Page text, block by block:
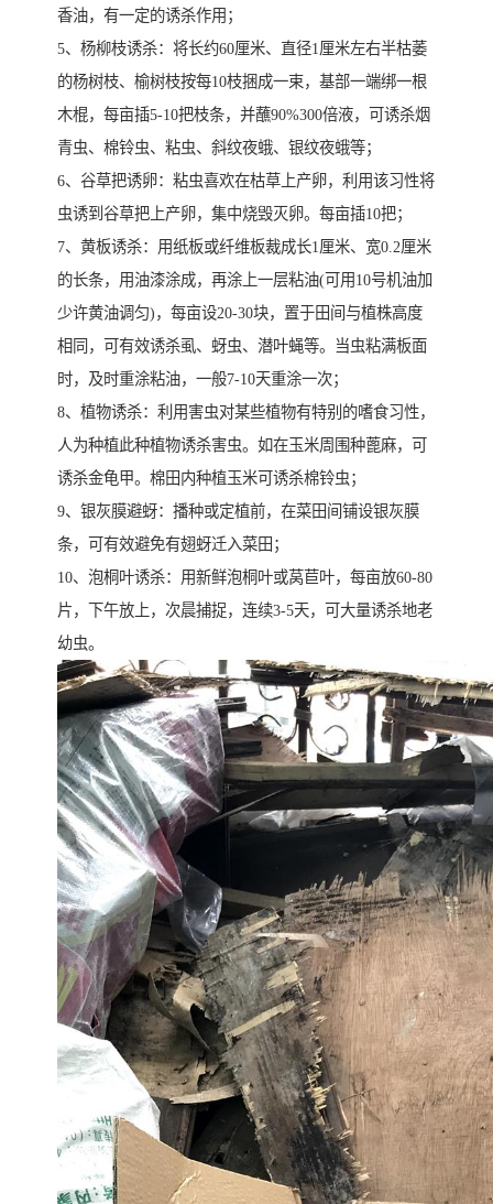
香油，有一定的诱杀作用；
5、杨柳枝诱杀：将长约60厘米、直径1厘米左右半枯萎
的杨树枝、榆树枝按每10枝捆成一束，基部一端绑一根
木棍，每亩插5-10把枝条，并蘸90%300倍液，可诱杀烟
青虫、棉铃虫、粘虫、斜纹夜蛾、银纹夜蛾等；
6、谷草把诱卵：粘虫喜欢在枯草上产卵，利用该习性将
虫诱到谷草把上产卵，集中烧毁灭卵。每亩插10把；
7、黄板诱杀：用纸板或纤维板裁成长1厘米、宽0.2厘米
的长条，用油漆涂成，再涂上一层粘油(可用10号机油加
少许黄油调匀)，每亩设20-30块，置于田间与植株高度
相同，可有效诱杀虱、蚜虫、潜叶蝇等。当虫粘满板面
时，及时重涂粘油，一般7-10天重涂一次；
8、植物诱杀：利用害虫对某些植物有特别的嗜食习性，
人为种植此种植物诱杀害虫。如在玉米周围种蓖麻，可
诱杀金龟甲。棉田内种植玉米可诱杀棉铃虫；
9、银灰膜避蚜：播种或定植前，在菜田间铺设银灰膜
条，可有效避免有翅蚜迁入菜田；
10、泡桐叶诱杀：用新鲜泡桐叶或莴苣叶，每亩放60-80
片，下午放上，次晨捕捉，连续3-5天，可大量诱杀地老
幼虫。